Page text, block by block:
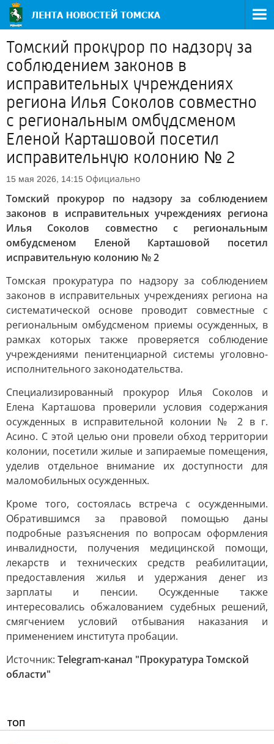
Томский прокурор по надзору за
соблюдением законов в
исправительных учреждениях
региона Илья Соколов совместно
с региональным омбудсменом
Еленой Карташовой посетил
исправительную колонию № 2
15 мая 2026, 14:15 Официально
Томский прокурор по надзору за соблюдением
законов в исправительных учреждениях региона
Илья Соколов совместно с региональным
омбудсменом Еленой Карташовой посетил
исправительную колонию № 2
Томская прокуратура по надзору за соблюдением
законов в исправительных учреждениях региона на
систематической основе проводит совместные с
региональным омбудсменом приемы осужденных, в
рамках которых также проверяется соблюдение
учреждениями пенитенциарной системы уголовно-
исполнительного законодательства.
Специализированный прокурор Илья Соколов и
Елена Карташова проверили условия содержания
осужденных в исправительной колонии № 2 в г.
Асино. С этой целью они провели обход территории
колонии, посетили жилые и запираемые помещения,
уделив отдельное внимание их доступности для
маломобильных осужденных.
Кроме того, состоялась встреча с осужденными.
Обратившимся за правовой помощью даны
подробные разъяснения по вопросам оформления
инвалидности, получения медицинской помощи,
лекарств и технических средств реабилитации,
предоставления жилья и удержания денег из
зарплаты и пенсии. Осужденные также
интересовались обжалованием судебных решений,
смягчением условий отбывания наказания и
применением института пробации.
Источник: Telegram-канал "Прокуратура Томской
области"
ТОП